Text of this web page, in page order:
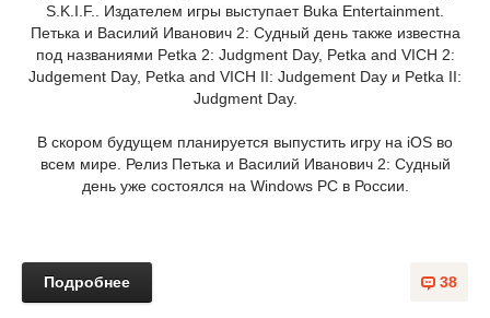
S.K.I.F.. Издателем игры выступает Buka Entertainment.
Петька и Василий Иванович 2: Судный день также известна
под названиями Petka 2: Judgment Day, Petka and VICH 2:
Judgement Day, Petka and VICH II: Judgement Day и Petka II:
Judgment Day.
В скором будущем планируется выпустить игру на iOS во
всем мире. Релиз Петька и Василий Иванович 2: Судный
день уже состоялся на Windows PC в России.
38
Подробнее